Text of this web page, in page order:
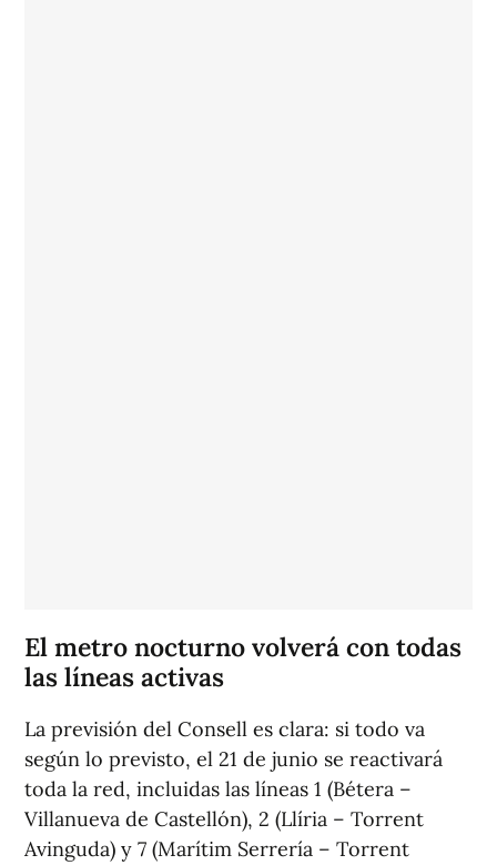
El metro nocturno volverá con todas
las líneas activas
La previsión del Consell es clara: si todo va
según lo previsto, el 21 de junio se reactivará
toda la red, incluidas las líneas 1 (Bétera –
Villanueva de Castellón), 2 (Llíria – Torrent
Avinguda) y 7 (Marítim Serrería – Torrent